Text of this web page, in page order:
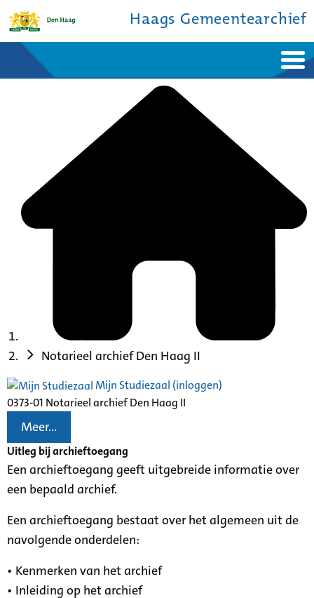
Haags Gemeentearchief
Bronnen en collecties
Notarieel archief Den Haag II
Mijn Studiezaal (inloggen)
0373-01 Notarieel archief Den Haag II
Meer...
Uitleg bij archieftoegang
Een archieftoegang geeft uitgebreide informatie over
een bepaald archief.
Een archieftoegang bestaat over het algemeen uit de
navolgende onderdelen:
• Kenmerken van het archief
• Inleiding op het archief